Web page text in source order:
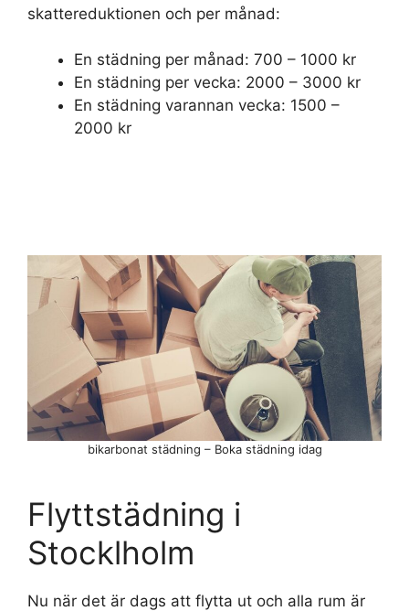
skattereduktionen och per månad:
En städning per månad: 700 – 1000 kr
En städning per vecka: 2000 – 3000 kr
En städning varannan vecka: 1500 –
2000 kr
Flyttstädning i
Stocklholm
Nu när det är dags att flytta ut och alla rum är
bikarbonat städning – Boka städning idag